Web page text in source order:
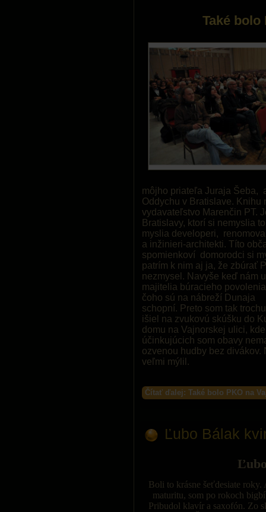
Také bolo
môjho priateľa Juraja Šeba,
Oddychu v Bratislave. Knihu
vydavateľstvo Marenčin PT.
Bratislavy, ktorí si nemyslia
myslia developeri,
a inžinieri-architekti. Títo
spomienkoví domorodci si
patrím k nim aj ja, že zbúrať
nezmysel. Navyše keď nám
majitelia búracieho
čoho sú na nábreží Dunaja
schopní. Preto som tak
išiel na zvukovú skúšku do
domu na Vajnorskej ulici,
účinkujúcich som obavy
ozvenou hudby bez
veľmi mýlil.
Čítať ďalej: Také bolo PKO na
Ľubo Bálak
Boli to krásne šeťdesiate
maturitu, som po rokoch
Pribudol klavír a saxofón. Zo